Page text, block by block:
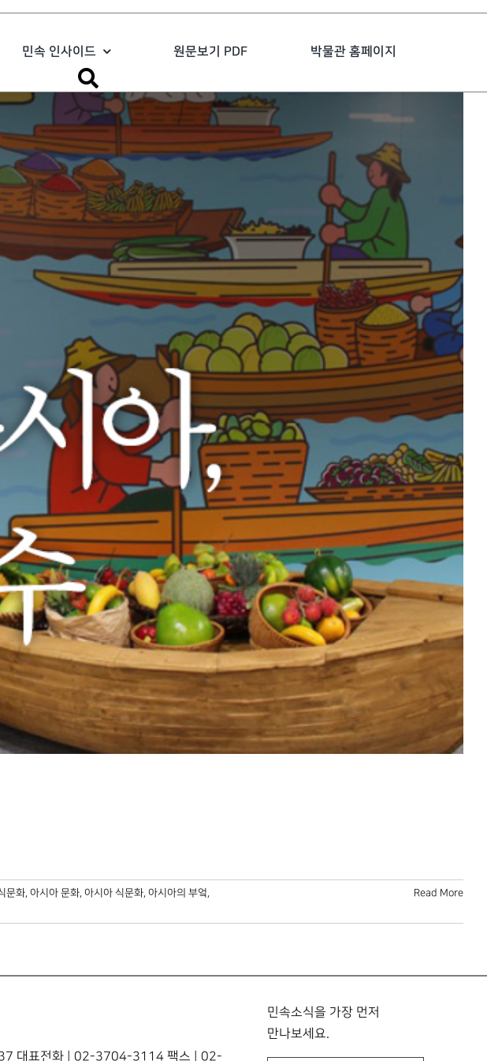
민속 인사이드 원문보기 PDF 박물관 홈페이지
문화, 아시아 문화, 아시아 식문화, 아시아의 부엌,
Read More
대표전화 | 02-3704-3114 팩스 | 02-
민속소식을 가장 먼저
만나보세요.